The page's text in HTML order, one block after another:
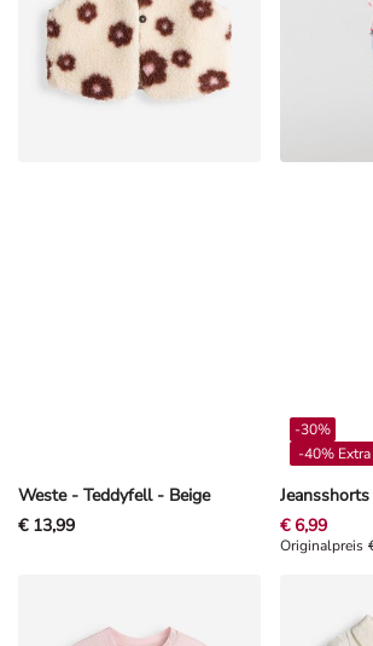
Weste - Teddyfell - Beige
€ 13,99
-30%
-40% Extra
€ 6,99
Originalpreis